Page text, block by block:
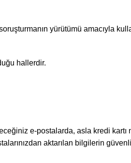
yürütümü amacıyla
hallerdir.
e-postalarda, asla kredi kartı
aktarılan bilgilerin